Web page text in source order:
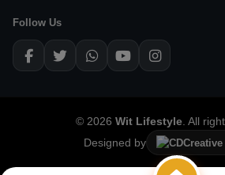
Follow Us
© 2026 Wit Lifestyle. All
Designed by